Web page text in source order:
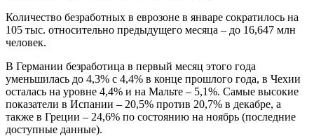
Количество безработных в еврозоне в январе сократилось на
105 тыс. относительно предыдущего месяца – до 16,647 млн
человек.
В Германии безработица в первый месяц этого года
уменьшилась до 4,3% с 4,4% в конце прошлого года, в Чехии
осталась на уровне 4,4% и на Мальте – 5,1%. Самые высокие
показатели в Испании – 20,5% против 20,7% в декабре, а
также в Греции – 24,6% по состоянию на ноябрь (последние
доступные данные).